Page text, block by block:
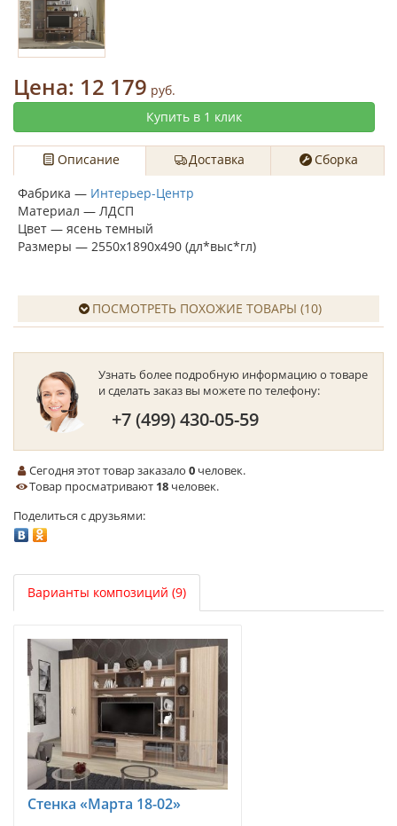
Цена: 12 179 руб.
Купить в 1 клик
Описание Доставка
Сборка
Фабрика — Интерьер-Центр
Материал — ЛДСП
Цвет — ясень темный
Размеры — 2550х1890х490 (дл*выс*гл)
ПОСМОТРЕТЬ ПОХОЖИЕ ТОВАРЫ (10)
Узнать более подробную информацию о товаре
и сделать заказ вы можете по телефону:
+7 (499) 430-05-59
Сегодня этот товар заказало0 человек.
Товар просматривают 18 человек.
Поделиться с друзьями:
Варианты композиций (9)
Стенка «Марта 18-02»